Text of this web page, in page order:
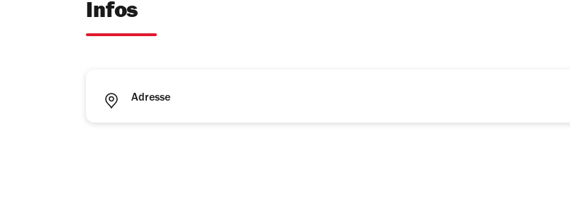
Infos
Adresse